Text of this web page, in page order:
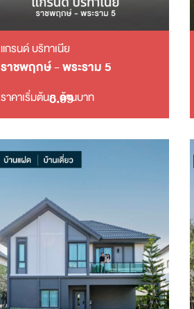
แกรนด์ บริทาเนีย
ราชพฤกษ์ - พระราม 5
ราคาเริ่มต้น8.99
ล้านบาท